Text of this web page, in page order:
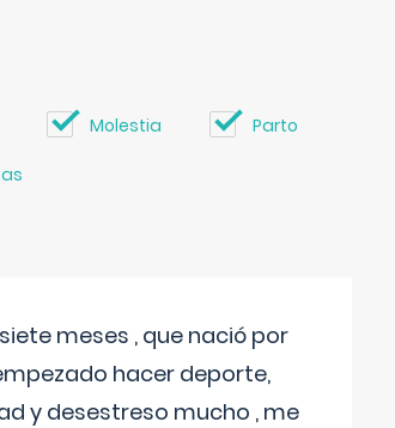
Molestia Parto
meses , que nació por
hacer deporte,
y desestreso mucho , me